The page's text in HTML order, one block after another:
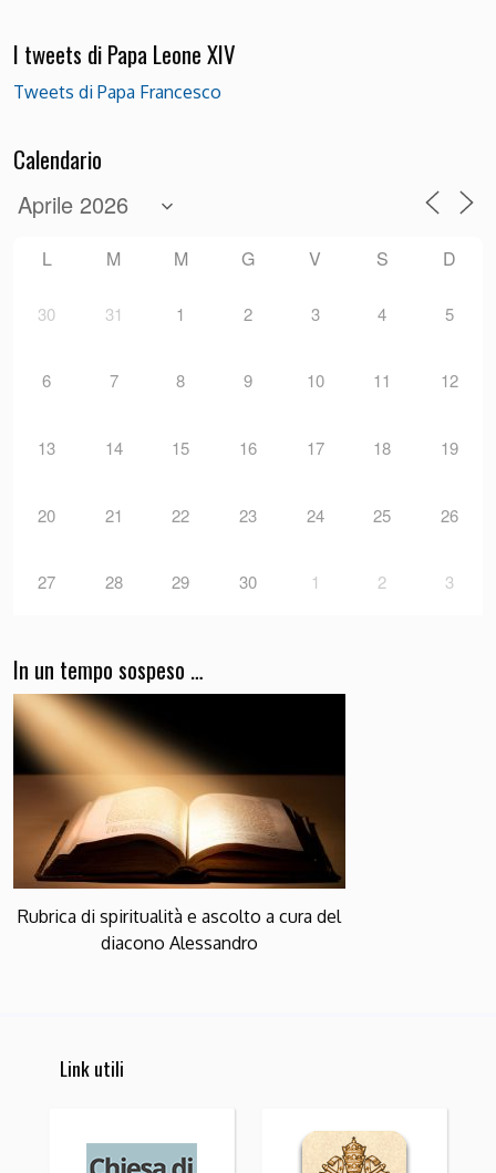
I tweets di Papa Leone XIV
Tweets di Papa Francesco
Calendario
L M M G V S D
30 31 1 2 3 4 5
6 7 8 9 10 11 12
13 14 15 16 17 18 19
20 21 22 23 24 25 26
27 28 29 30 1 2 3
In un tempo sospeso …
Rubrica di spiritualità e ascolto a cura del
diacono Alessandro
Link utili